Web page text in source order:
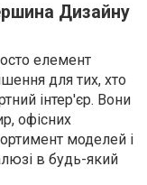
Дизайну
елемент
для тих, хто
інтер'єр. Вони
офісних
моделей і
в будь-який